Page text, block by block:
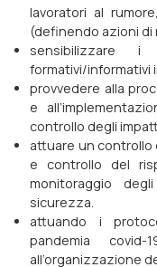
lavoratori al
(definendo azioni di
sensibilizzare i
formativi/informativi
provvedere alla
e
controllo degli
attuare un controllo
e controllo del
monitoraggio
sicurezza.
attuando i
pandemia
all’organizzazione